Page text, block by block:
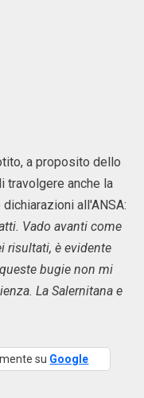
a proposito dello
travolgere anche la
all'ANSA:
Vado avanti come
risultati, è evidente
bugie non mi
La Salernitana e
su Google